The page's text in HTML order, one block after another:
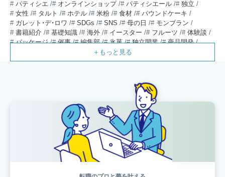
パティシエ オンラインショップ パティシエール
独立
女性
タルト ホテル 米粉 食材
パウンドケーキ
ガレット・デ・ロワ
SDGs SNS 母の日
モンブラン
書籍紹介
基礎知識 海外 イースター フルーツ
体験談
パッケージ
催事 編集部 氷菓 独立開業
商品開発
ブーランジェ
販売促進
コラム パン スタッフ育成
就職活動
インタビュー
コロナ対策
ショコラティエ
ベーカリー 工場 専門学生
海外事情
ワークライフバランス
生菓子 アシェットデセール
フランス オーブン担当 チョコレート